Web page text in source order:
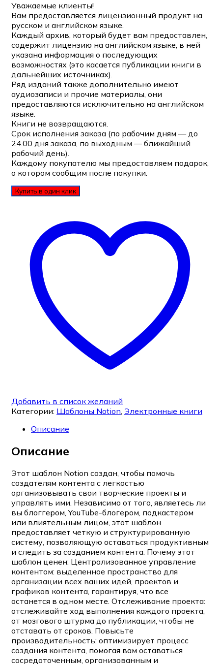
Уважаемые клиенты!
Вам предоставляется лицензионный продукт на
русском и английском языке.
Каждый архив, который будет вам предоставлен,
содержит лицензию на английском языке, в ней
указана информация о последующих
возможностях (это касается публикации книги в
дальнейших источниках).
Ряд изданий также дополнительно имеют
аудиозаписи и прочие материалы, они
предоставляются исключительно на английском
языке.
Книги не возвращаются.
Срок исполнения заказа (по рабочим дням — до
24.00 дня заказа, по выходным — ближайший
рабочий день).
Каждому покупателю мы предоставляем подарок,
о котором сообщим после покупки.
Купить в один клик
Добавить в список желаний
Категории: Шаблоны Notion, Электронные книги
Описание
Описание
Этот шаблон Notion создан, чтобы помочь
создателям контента с легкостью
организовывать свои творческие проекты и
управлять ими. Независимо от того, являетесь ли
вы блоггером, YouTube-блогером, подкастером
или влиятельным лицом, этот шаблон
предоставляет четкую и структурированную
систему, позволяющую оставаться продуктивным
и следить за созданием контента. Почему этот
шаблон ценен: Централизованное управление
контентом: выделенное пространство для
организации всех ваших идей, проектов и
графиков контента, гарантируя, что все
останется в одном месте. Отслеживание проекта:
отслеживайте ход выполнения каждого проекта,
от мозгового штурма до публикации, чтобы не
отставать от сроков. Повысьте
производительность: оптимизирует процесс
создания контента, помогая вам оставаться
сосредоточенным, организованным и